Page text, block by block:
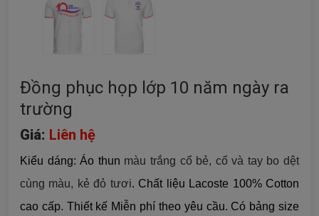
Đồng phục họp lớp 10 năm ngày ra
trường
Giá: Liên hệ
Kiểu dáng: Áo thun màu trắng cổ bẻ, cổ và tay bo dệt
cùng màu, kẻ đỏ tươi. Chất liệu Lacoste 100% Cotton
cao cấp. Thiết kế Miễn phí theo yêu cầu. Có bảng size